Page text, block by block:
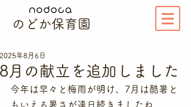
のどか保育園
8月の献立を追加しました
2025年8月6日
今年は早々と梅雨が明け、7月は酷暑と
もいえる暑さが連日続きましたね。